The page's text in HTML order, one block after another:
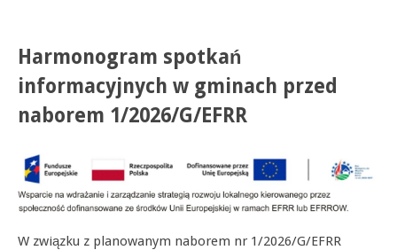
Harmonogram spotkań
informacyjnych w gminach przed
naborem 1/2026/G/EFRR
W związku z planowanym naborem nr 1/2026/G/EFRR